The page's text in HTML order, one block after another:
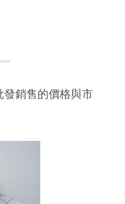
發銷售的價格與市